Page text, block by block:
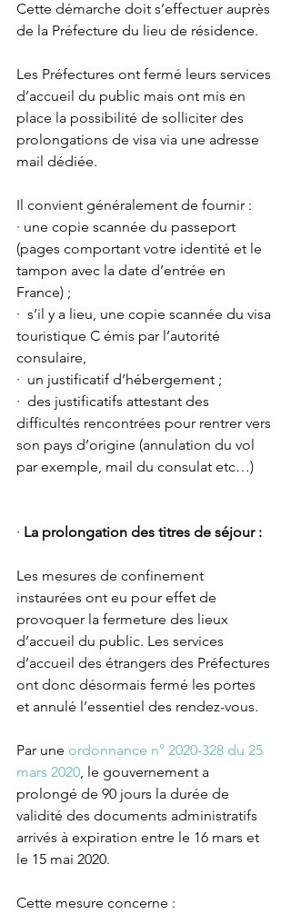
Cette démarche doit s’effectuer auprès
de la Préfecture du lieu de résidence.
Les Préfectures ont fermé leurs services
d’accueil du public mais ont mis en
place la possibilité de solliciter des
prolongations de visa via une adresse
mail dédiée.
Il convient généralement de fournir :
· une copie scannée du passeport
(pages comportant votre identité et le
tampon avec la date d’entrée en
France) ;
·  s’il y a lieu, une copie scannée du visa
touristique C émis par l’autorité
consulaire,
·  un justificatif d’hébergement ;
·  des justificatifs attestant des
difficultés rencontrées pour rentrer vers
son pays d’origine (annulation du vol
par exemple, mail du consulat etc…)
· La prolongation des titres de séjour :
Les mesures de confinement
instaurées ont eu pour effet de
provoquer la fermeture des lieux
d’accueil du public. Les services
d’accueil des étrangers des Préfectures
ont donc désormais fermé les portes
et annulé l’essentiel des rendez-vous.
Par une ordonnance n° 2020-328 du 25
mars 2020, le gouvernement a
prolongé de 90 jours la durée de
validité des documents administratifs
arrivés à expiration entre le 16 mars et
le 15 mai 2020.
Cette mesure concerne :